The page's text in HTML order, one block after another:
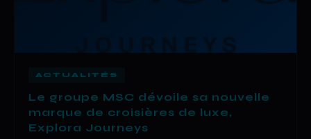
ACTUALITÉS
Le groupe MSC dévoile sa nouvelle
marque de croisières de luxe,
Explora Journeys